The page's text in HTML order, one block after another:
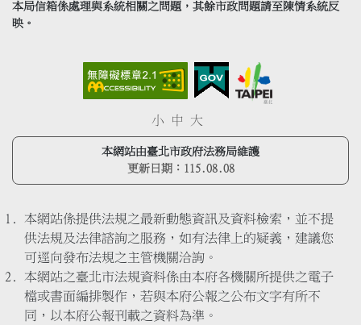
本局信箱係處理與系統相關之問題，其餘市政問題請至陳情系統反
映。
小 中 大
本網站由臺北市政府法務局維護
更新日期： 115.08.08
本網站係提供法規之最新動態資訊及資料檢索，並不提
供法規及法律諮詢之服務，如有法律上的疑義，建議您
可逕向發布法規之主管機關洽詢。
本網站之臺北市法規資料係由本府各機關所提供之電子
檔或書面編排製作，若與本府公報之公布文字有所不
同，以本府公報刊載之資料為準。